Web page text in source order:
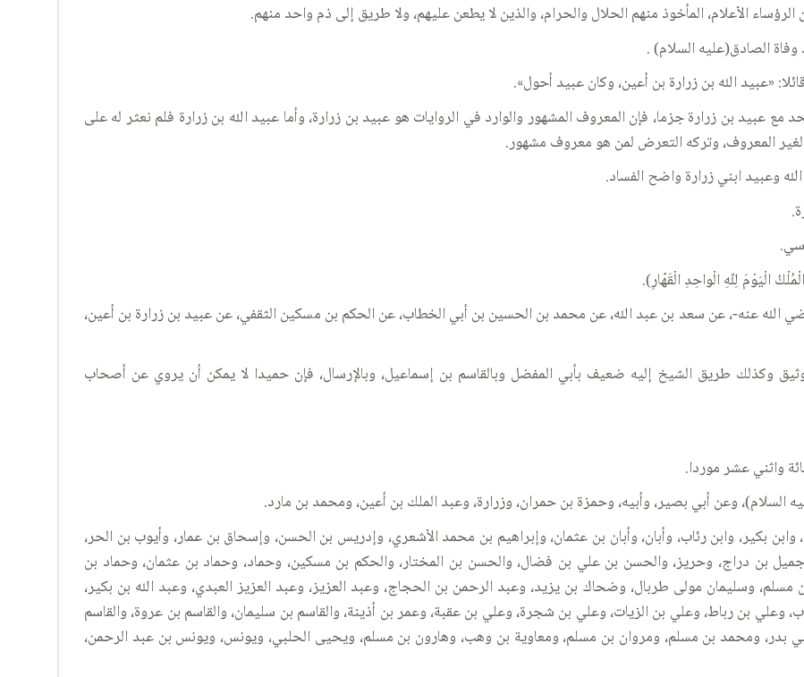
الأعلام، المأخوذ منهم الحلال والحرام، والذين لا يطعن عليهم، ولا طريق إلى ذم واحد منهم.
الصادق(عليه السلام) .
«عبيد الله بن زرارة بن أعين، وكان عبيد أحول».
عبيد بن زرارة جزما، فإن المعروف المشهور والوارد في الروايات هو عبيد بن زرارة، وأما عبيد الله بن زرارة فلم نعثر له على
المعروف، وتركه التعرض لمن هو معروف مشهور.
وعبيد ابني زرارة واضح الفساد.
الْيَوْمَ لِلّهِ الْواحِدِ الْقَهّارِ).
الله عنه-، عن سعد بن عبد الله، عن محمد بن الحسين بن أبي الخطاب، عن الحكم بن مسكين الثقفي، عن عبيد بن زرارة بن أعين،
وكذلك طريق الشيخ إليه ضعيف بأبي المفضل وبالقاسم بن إسماعيل، وبالإرسال، فإن حميدا لا يمكن أن يروي عن أصحاب
واثني عشر موردا.
السلام)، وعن أبي بصير، وأبيه، وحمزة بن حمران، وزرارة، وعبد الملك بن أعين، ومحمد بن مارد.
وابن بكير، وابن رئاب، وأبان، وأبان بن عثمان، وإبراهيم بن محمد الأشعري، وإدريس بن الحسن، وإسحاق بن عمار، وأيوب بن الحر،
بن دراج، وحريز، والحسن بن علي بن فضال، والحسن بن المختار، والحكم بن مسكين، وحماد، وحماد بن عثمان، وحماد بن
وسليمان مولى طربال، وضحاك بن يزيد، وعبد الرحمن بن الحجاج، وعبد العزيز، وعبد العزيز العبدي، وعبد الله بن بكير،
بن رباط، وعلي بن الزيات، وعلي بن شجرة، وعلي بن عقبة، وعمر بن أذينة، والقاسم بن سليمان، والقاسم بن عروة، والقاسم
بدر، ومحمد بن مسلم، ومروان بن مسلم، ومعاوية بن وهب، وهارون بن مسلم، ويحيى الحلبي، ويونس، ويونس بن عبد الرحمن،